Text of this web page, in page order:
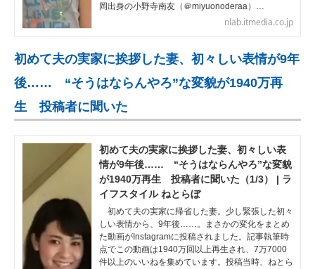
岡出身の小野寺南友（＠miyuonoderaa）…
nlab.itmedia.co.jp
初めて夫の実家に挨拶した妻、初々しい表情が9年
後…… “そうはならんやろ”な変貌が1940万再
生 投稿者に聞いた
初めて夫の実家に挨拶した妻、初々しい表
情が9年後…… “そうはならんやろ”な変貌
が1940万再生 投稿者に聞いた（1/3） | ラ
イフスタイル ねとらぼ
初めて夫の実家に帰省した妻。少し緊張した初々
しい表情から、9年後……。まさかの変化をまとめ
た動画がInstagramに投稿されました。記事執筆時
点でこの動画は1940万回以上再生され、7万7000
件以上のいいねを集めています。投稿当時、ねとら